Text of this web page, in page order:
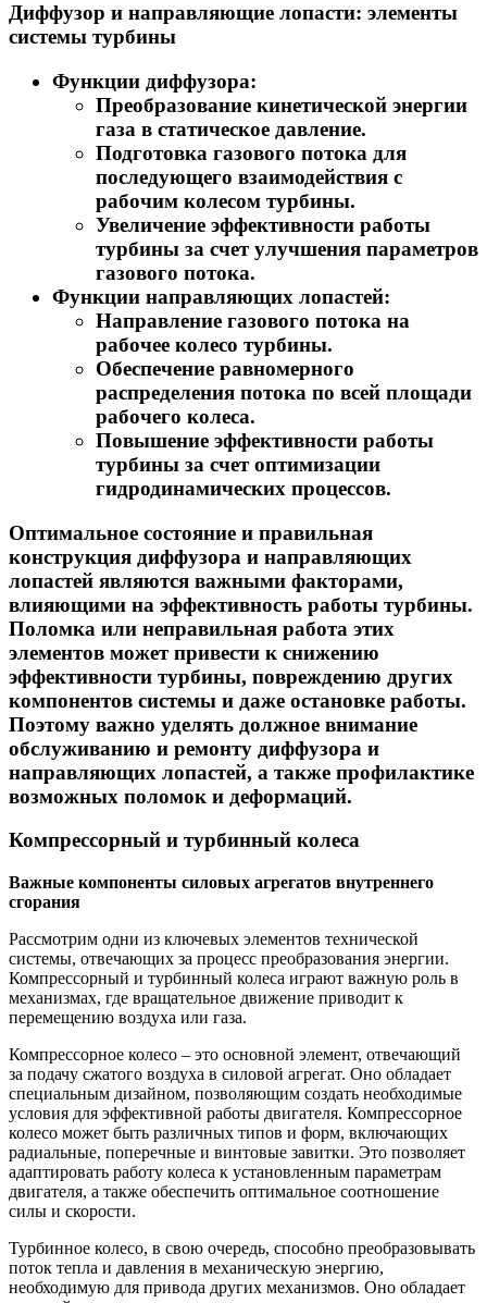
Диффузор и направляющие лопасти: элементы
системы турбины
Функции диффузора:
Преобразование кинетической энергии
газа в статическое давление.
Подготовка газового потока для
последующего взаимодействия с
рабочим колесом турбины.
Увеличение эффективности работы
турбины за счет улучшения параметров
газового потока.
Функции направляющих лопастей:
Направление газового потока на
рабочее колесо турбины.
Обеспечение равномерного
распределения потока по всей площади
рабочего колеса.
Повышение эффективности работы
турбины за счет оптимизации
гидродинамических процессов.
Оптимальное состояние и правильная
конструкция диффузора и направляющих
лопастей являются важными факторами,
влияющими на эффективность работы турбины.
Поломка или неправильная работа этих
элементов может привести к снижению
эффективности турбины, повреждению других
компонентов системы и даже остановке работы.
Поэтому важно уделять должное внимание
обслуживанию и ремонту диффузора и
направляющих лопастей, а также профилактике
возможных поломок и деформаций.
Компрессорный и турбинный колеса
Важные компоненты силовых агрегатов внутреннего
сгорания
Рассмотрим одни из ключевых элементов технической
системы, отвечающих за процесс преобразования энергии.
Компрессорный и турбинный колеса играют важную роль в
механизмах, где вращательное движение приводит к
перемещению воздуха или газа.
Компрессорное колесо – это основной элемент, отвечающий
за подачу сжатого воздуха в силовой агрегат. Оно обладает
специальным дизайном, позволяющим создать необходимые
условия для эффективной работы двигателя. Компрессорное
колесо может быть различных типов и форм, включающих
радиальные, поперечные и винтовые завитки. Это позволяет
адаптировать работу колеса к установленным параметрам
двигателя, а также обеспечить оптимальное соотношение
силы и скорости.
Турбинное колесо, в свою очередь, способно преобразовывать
поток тепла и давления в механическую энергию,
необходимую для привода других механизмов. Оно обладает